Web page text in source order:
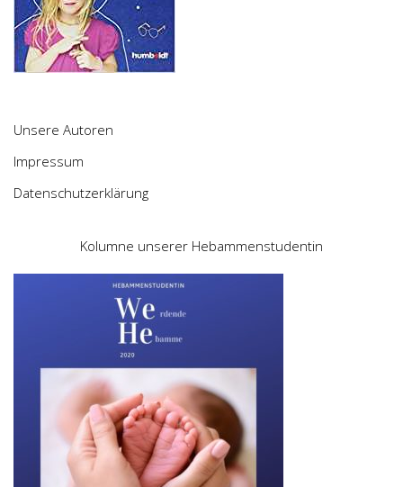
Unsere Autoren
Impressum
Datenschutzerklärung
Kolumne unserer Hebammenstudentin